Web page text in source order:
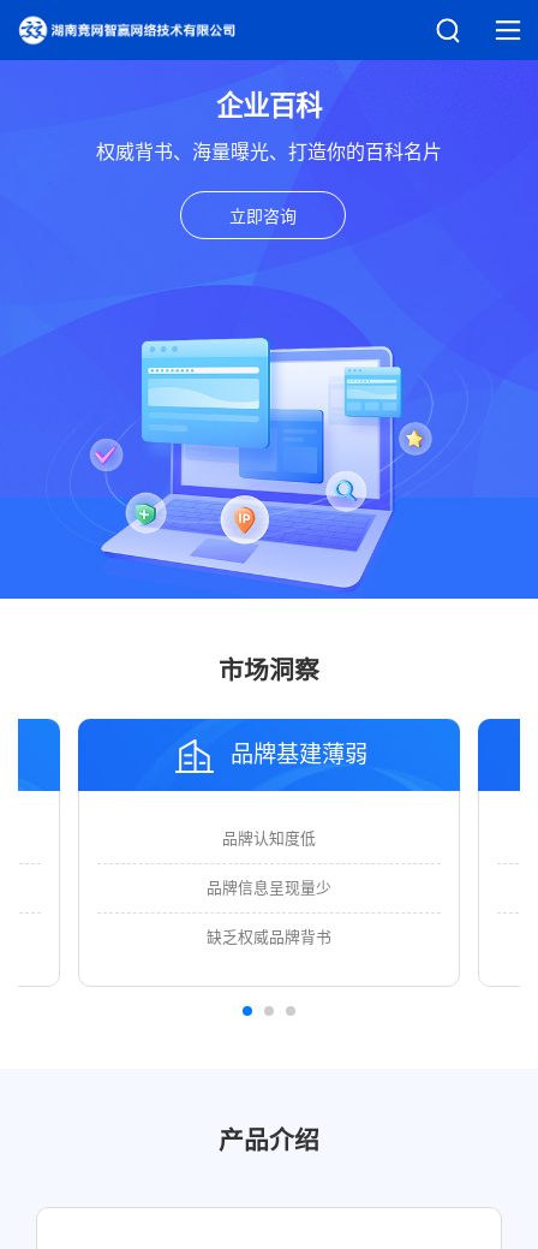
企业百科
权威背书、海量曝光、打造你的百科名片
立即咨询
市场洞察
品牌基建薄弱
品牌认知度低
品牌信息呈现量少
缺乏权威品牌背书
产品介绍